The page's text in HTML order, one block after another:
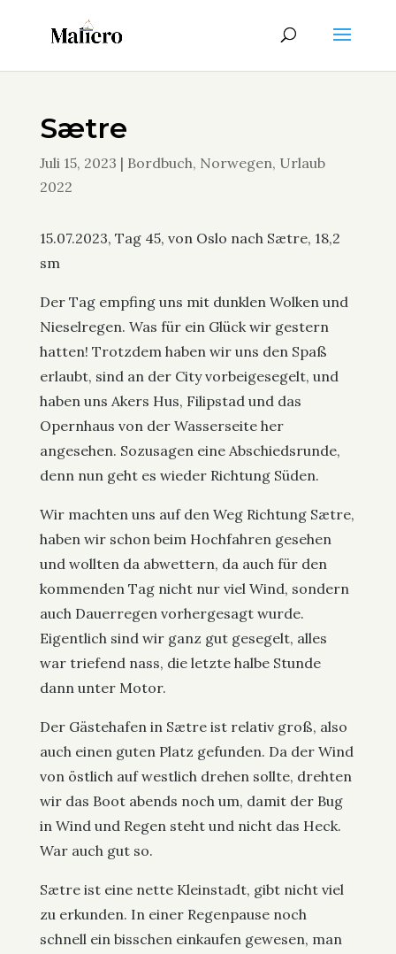
Sætre
Juli 15, 2023 | Bordbuch, Norwegen, Urlaub
2022
15.07.2023, Tag 45, von Oslo nach Sætre, 18,2
sm
Der Tag empfing uns mit dunklen Wolken und
Nieselregen. Was für ein Glück wir gestern
hatten! Trotzdem haben wir uns den Spaß
erlaubt, sind an der City vorbeigesegelt, und
haben uns Akers Hus, Filipstad und das
Opernhaus von der Wasserseite her
angesehen. Sozusagen eine Abschiedsrunde,
denn nun geht es wieder Richtung Süden.
Wir machten uns auf den Weg Richtung Sætre,
haben wir schon beim Hochfahren gesehen
und wollten da abwettern, da auch für den
kommenden Tag nicht nur viel Wind, sondern
auch Dauerregen vorhergesagt wurde.
Eigentlich sind wir ganz gut gesegelt, alles
war triefend nass, die letzte halbe Stunde
dann unter Motor.
Der Gästehafen in Sætre ist relativ groß, also
auch einen guten Platz gefunden. Da der Wind
von östlich auf westlich drehen sollte, drehten
wir das Boot abends noch um, damit der Bug
in Wind und Regen steht und nicht das Heck.
War auch gut so.
Sætre ist eine nette Kleinstadt, gibt nicht viel
zu erkunden. In einer Regenpause noch
schnell ein bisschen einkaufen gewesen, man